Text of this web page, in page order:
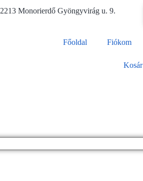
2213 Monorierdő Gyöngyvirág u. 9.
Főoldal Fiókom
Kosár